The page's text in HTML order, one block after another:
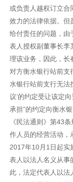
或负责人越权订立合
效力的法律依据。但
给付责任的问题，由
表人授权副董事长李
理该业务，因此，长
对方衡水银行站前支
水银行站前支行无法
议’的约定受让该定
承担”的约定向衡水
《民法通则》第43
作人员的经营活动，
2017年10月1日起实
表人以法人名义从事
此，法定代表人以法